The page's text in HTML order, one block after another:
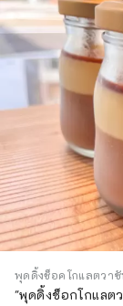
พุดดิ้งช็อคโกแลตวา
"พุดดิ้งช็อกโกแลต